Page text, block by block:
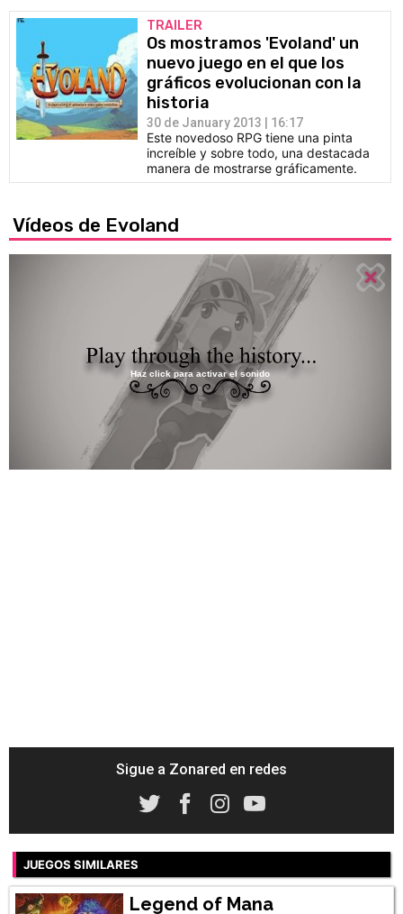
TRAILER
Os mostramos 'Evoland' un
nuevo juego en el que los
gráficos evolucionan con la
historia
30 de January 2013 | 16:17
Este novedoso RPG tiene una pinta
increíble y sobre todo, una destacada
manera de mostrarse gráficamente.
Vídeos de Evoland
Unmute
Loaded
51.81%
Haz click para activar el sonido
Sigue a Zonared en redes
JUEGOS SIMILARES
Legend of Mana